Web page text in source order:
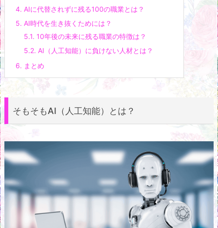
4. AIに代替されずに残る100の職業とは？
5. AI時代を生き抜くためには？
5.1. 10年後の未来に残る職業の特徴は？
5.2. AI（人工知能）に負けない人材とは？
6. まとめ
そもそもAI（人工知能）とは？